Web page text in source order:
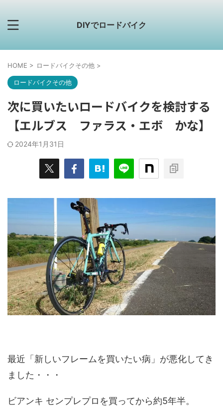
DIYでロードバイク
HOME > ロードバイクその他 >
ロードバイクその他
次に買いたいロードバイクを検討する
【エルブス ファラス・エボ かな】
2024年1月31日
最近「新しいフレームを買いたい病」が悪化してき
ました・・・
ビアンキ センプレプロを買ってから約5年半。